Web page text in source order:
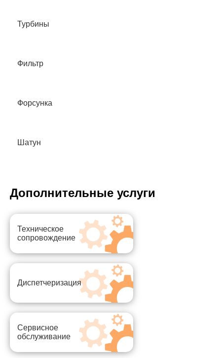
Турбины
Фильтр
Форсунка
Шатун
Дополнительные услуги
Техническое
сопровождение
Диспетчеризация
Сервисное
обслуживание